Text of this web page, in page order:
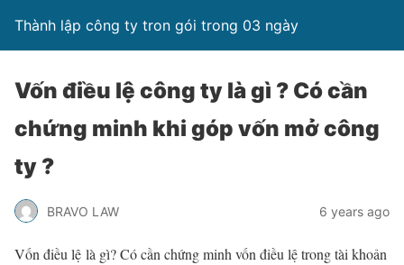
Thành lập công ty tron gói trong 03 ngày
Vốn điều lệ công ty là gì ? Có cần
chứng minh khi góp vốn mở công
ty ?
BRAVO LAW 6 years ago
Vốn điều lệ là gì? Có cần chứng minh vốn điều lệ trong tài khoản